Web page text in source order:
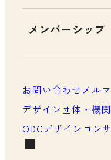
メンバーシップ
メンバー
お問い合わせメル
デザイン団体・機
ODCデザインコン